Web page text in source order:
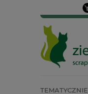
TEMATYCZNIE